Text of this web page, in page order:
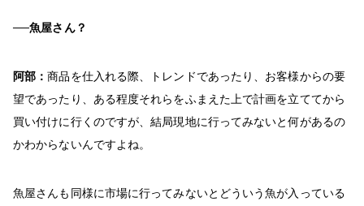
──魚屋さん？
阿部：商品を仕入れる際、トレンドであったり、お客様からの要
望であったり、ある程度それらをふまえた上で計画を立ててから
買い付けに行くのですが、結局現地に行ってみないと何があるの
かわからないんですよね。
魚屋さんも同様に市場に行ってみないとどういう魚が入っている